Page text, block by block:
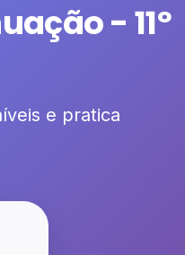
- 11º
e pratica